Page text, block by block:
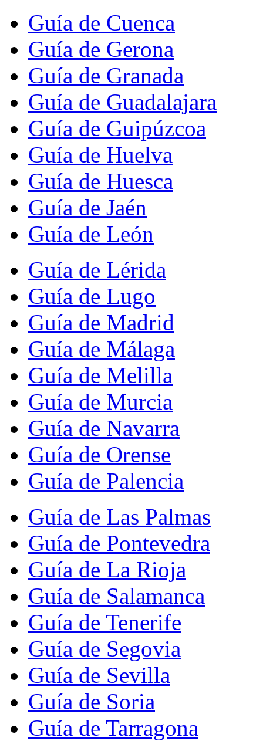
Guía de Cuenca
Guía de Gerona
Guía de Granada
Guía de Guadalajara
Guía de Guipúzcoa
Guía de Huelva
Guía de Huesca
Guía de Jaén
Guía de León
Guía de Lérida
Guía de Lugo
Guía de Madrid
Guía de Málaga
Guía de Melilla
Guía de Murcia
Guía de Navarra
Guía de Orense
Guía de Palencia
Guía de Las Palmas
Guía de Pontevedra
Guía de La Rioja
Guía de Salamanca
Guía de Tenerife
Guía de Segovia
Guía de Sevilla
Guía de Soria
Guía de Tarragona